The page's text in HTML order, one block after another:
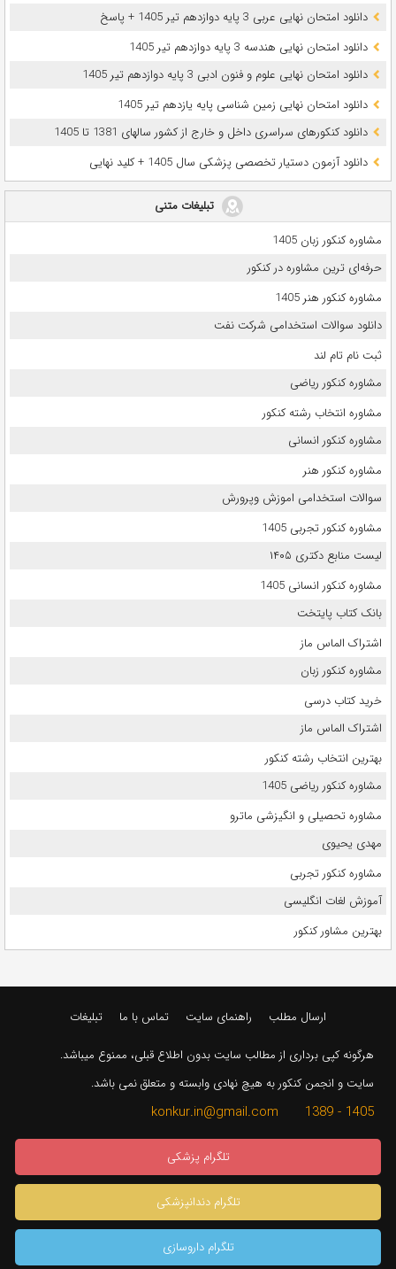
دانلود امتحان نهایی عربی 3 پایه دوازدهم تیر 1405 + پاسخ
دانلود امتحان نهایی هندسه 3 پایه دوازدهم تیر 1405
دانلود امتحان نهایی علوم و فنون ادبی 3 پایه دوازدهم تیر 1405
دانلود امتحان نهایی زمین شناسی پایه یازدهم تیر 1405
دانلود کنکورهای سراسری داخل و خارج از کشور سالهای 1381 تا 1405
دانلود آزمون دستیار تخصصی پزشکی سال 1405 + کلید نهایی
تبلیغات متنی
مشاوره کنکور زبان 1405
حرفه‌ای ترین مشاوره در کنکور
مشاوره کنکور هنر 1405
دانلود سوالات استخدامی شرکت نفت
ثبت نام تام لند
مشاوره کنکور ریاضی
مشاوره انتخاب رشته کنکور
مشاوره کنکور انسانی
مشاوره کنکور هنر
سوالات استخدامی اموزش وپرورش
مشاوره کنکور تجربی 1405
لیست منابع دکتری ۱۴۰۵
مشاوره کنکور انسانی 1405
بانک کتاب پایتخت
اشتراک الماس ماز
مشاوره کنکور زبان
خرید کتاب درسی
اشتراک الماس ماز
بهترین انتخاب رشته کنکور
مشاوره کنکور ریاضی 1405
مشاوره تحصیلی و انگیزشی ماترو
مهدی یحیوی
مشاوره کنکور تجربی
آموزش لغات انگلیسی
بهترین مشاور کنکور
ارسال مطلب راهنمای سایت تماس با ما تبلیغات
هرگونه کپی برداری از مطالب سایت بدون اطلاع قبلی، ممنوع میباشد.
سایت و انجمن کنکور به هیچ نهادی وابسته و متعلق نمی باشد.
1405 - 1389 konkur.in@gmail.com
تلگرام پزشکی
تلگرام دندانپزشکی
تلگرام داروسازی